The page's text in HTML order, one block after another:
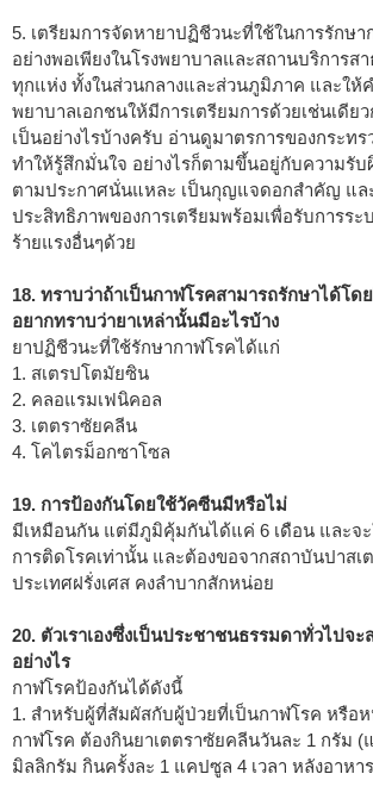
5. เตรียมการจัดหายาปฏิชีวนะที่ใช้ในการรักษา
อย่างพอเพียงในโรงพยาบาลและสถานบริการส
ทุกแห่ง ทั้งในส่วนกลางและส่วนภูมิภาค และให้
พยาบาลเอกชนให้มีการเตรียมการด้วยเช่นเดีย
เป็นอย่างไรบ้างครับ อ่านดูมาตรการของกระท
ทำให้รู้สึกมั่นใจ อย่างไรก็ตามขึ้นอยู่กับความรั
ตามประกาศนั่นแหละ เป็นกุญแจดอกสำคัญ แล
ประสิทธิภาพของการเตรียมพร้อมเพื่อรับการร
ร้ายแรงอื่นๆด้วย
18. ทราบว่าถ้าเป็นกาฬโรคสามารถรักษาได้โด
อยากทราบว่ายาเหล่านั้นมีอะไรบ้าง
ยาปฏิชีวนะที่ใช้รักษากาฬโรคได้แก่
1. สเตรปโตมัยซิน
2. คลอแรมเฟนิคอล
3. เตตราซัยคลีน
4. โคไตรม็อกซาโซล
19. การป้องกันโดยใช้วัคซีนมีหรือไม่
มีเหมือนกัน แต่มีภูมิคุ้มกันได้แค่ 6 เดือน และจะ
การติดโรคเท่านั้น และต้องขอจากสถาบันปาสเ
ประเทศฝรั่งเศส คงลำบากสักหน่อย
20. ตัวเราเองซึ่งเป็นประชาชนธรรมดาทั่วไปจ
อย่างไร
กาฬโรคป้องกันได้ดังนี้
1. สำหรับผู้ที่สัมผัสกับผู้ป่วยที่เป็นกาฬโรค หรือ
กาฬโรค ต้องกินยาเตตราซัยคลีนวันละ 1 กรัม (
มิลลิกรัม กินครั้งละ 1 แคปซูล 4 เวลา หลังอาหา